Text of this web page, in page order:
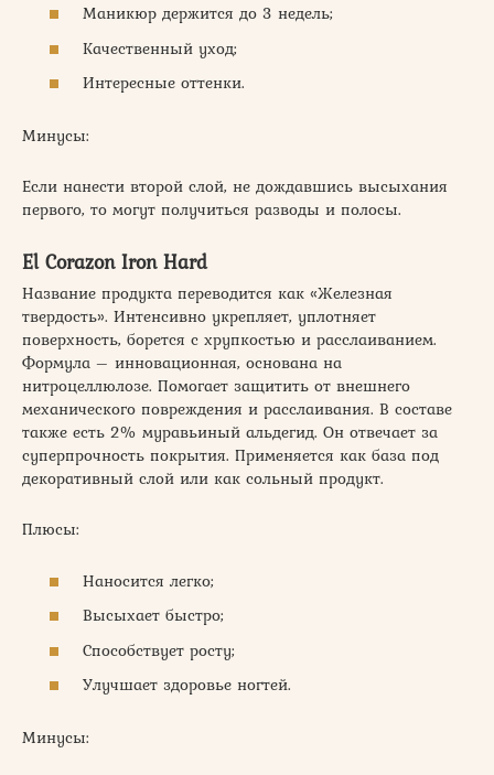
Маникюр держится до 3 недель;
Качественный уход;
Интересные оттенки.
Минусы:
Если нанести второй слой, не дождавшись высыхания
первого, то могут получиться разводы и полосы.
El Corazon Iron Hard
Название продукта переводится как «Железная
твердость». Интенсивно укрепляет, уплотняет
поверхность, борется с хрупкостью и расслаиванием.
Формула – инновационная, основана на
нитроцеллюлозе. Помогает защитить от внешнего
механического повреждения и расслаивания. В составе
также есть 2% муравьиный альдегид. Он отвечает за
суперпрочность покрытия. Применяется как база под
декоративный слой или как сольный продукт.
Плюсы:
Наносится легко;
Высыхает быстро;
Способствует росту;
Улучшает здоровье ногтей.
Минусы: